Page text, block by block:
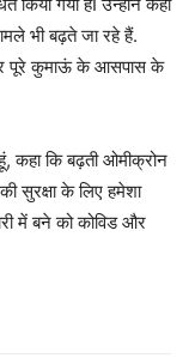
भी बढ़ते जा रहे हैं.
और पूरे कुमाऊं के आसपास के
कहा कि बढ़ती ओमीक्रोन
सुरक्षा के लिए हमेशा
में बने को कोविड और